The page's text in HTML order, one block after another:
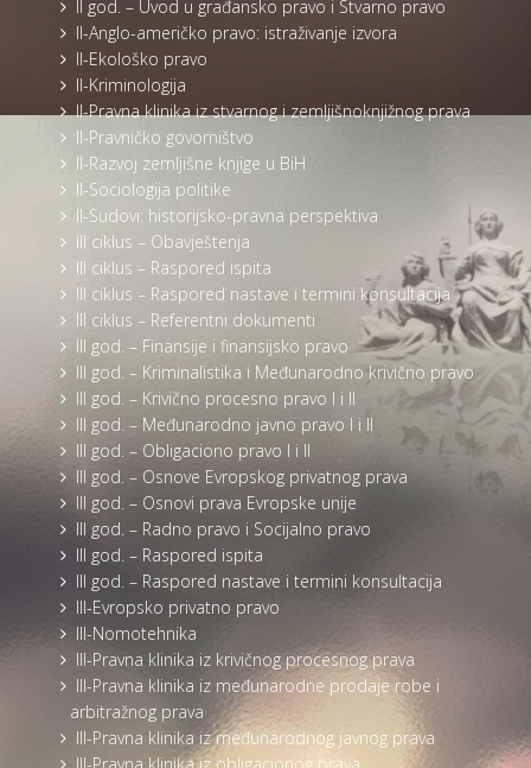
II god. – Uvod u građansko pravo i Stvarno pravo
II-Anglo-američko pravo: istraživanje izvora
II-Ekološko pravo
II-Kriminologija
II-Pravna klinika iz stvarnog i zemljišnoknjižnog prava
II-Pravničko govorništvo
II-Razvoj zemljišne knjige u BiH
II-Sociologija politike
II-Sudovi: historijsko-pravna perspektiva
III ciklus – Obavještenja
III ciklus – Raspored ispita
III ciklus – Raspored nastave i termini konsultacija
III ciklus – Referentni dokumenti
III god. – Finansije i finansijsko pravo
III god. – Kriminalistika i Međunarodno krivično pravo
III god. – Krivično procesno pravo I i II
III god. – Međunarodno javno pravo I i II
III god. – Obligaciono pravo I i II
III god. – Osnove Evropskog privatnog prava
III god. – Osnovi prava Evropske unije
III god. – Radno pravo i Socijalno pravo
III god. – Raspored ispita
III god. – Raspored nastave i termini konsultacija
III-Evropsko privatno pravo
III-Nomotehnika
III-Pravna klinika iz krivičnog procesnog prava
III-Pravna klinika iz međunarodne prodaje robe i
arbitražnog prava
III-Pravna klinika iz međunarodnog javnog prava